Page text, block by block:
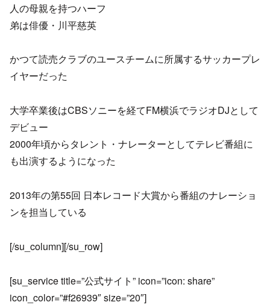
人の母親を持つハーフ
弟は俳優・川平慈英
かつて読売クラブのユースチームに所属するサッカープレ
イヤーだった
大学卒業後はCBSソニーを経てFM横浜でラジオDJとして
デビュー
2000年頃からタレント・ナレーターとしてテレビ番組に
も出演するようになった
2013年の第55回 日本レコード大賞から番組のナレーショ
ンを担当している
[/su_column][/su_row]
[su_service title=”公式サイト” icon=”icon: share”
icon_color=”#f26939″ size=”20″]